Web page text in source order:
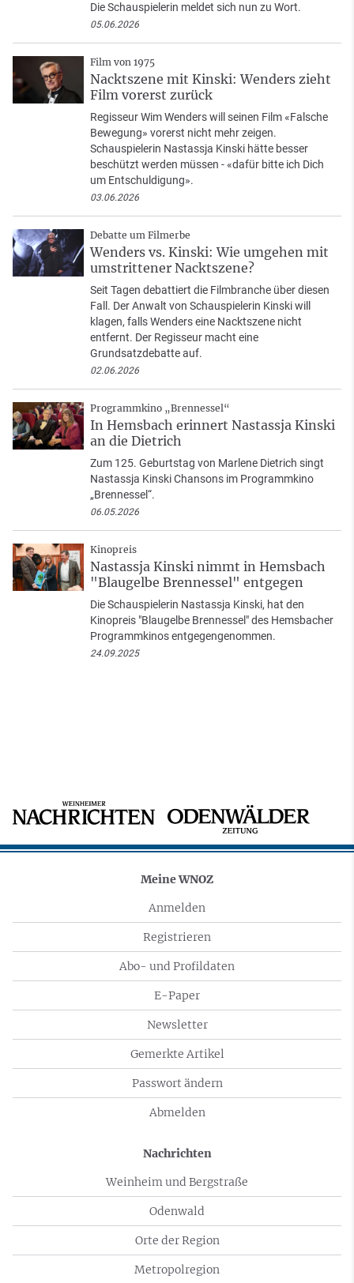
Die Schauspielerin meldet sich nun zu Wort.
05.06.2026
Film von 1975
Nacktszene mit Kinski: Wenders zieht
Film vorerst zurück
Regisseur Wim Wenders will seinen Film «Falsche
Bewegung» vorerst nicht mehr zeigen.
Schauspielerin Nastassja Kinski hätte besser
beschützt werden müssen - «dafür bitte ich Dich
um Entschuldigung».
03.06.2026
Debatte um Filmerbe
Wenders vs. Kinski: Wie umgehen mit
umstrittener Nacktszene?
Seit Tagen debattiert die Filmbranche über diesen
Fall. Der Anwalt von Schauspielerin Kinski will
klagen, falls Wenders eine Nacktszene nicht
entfernt. Der Regisseur macht eine
Grundsatzdebatte auf.
02.06.2026
Programmkino „Brennessel“
In Hemsbach erinnert Nastassja Kinski
an die Dietrich
Zum 125. Geburtstag von Marlene Dietrich singt
Nastassja Kinski Chansons im Programmkino
„Brennessel“.
06.05.2026
Kinopreis
Nastassja Kinski nimmt in Hemsbach
"Blaugelbe Brennessel" entgegen
Die Schauspielerin Nastassja Kinski, hat den
Kinopreis "Blaugelbe Brennessel" des Hemsbacher
Programmkinos entgegengenommen.
24.09.2025
Meine WNOZ
Anmelden
Registrieren
Abo- und Profildaten
E-Paper
Newsletter
Gemerkte Artikel
Passwort ändern
Abmelden
Nachrichten
Weinheim und Bergstraße
Odenwald
Orte der Region
Metropolregion